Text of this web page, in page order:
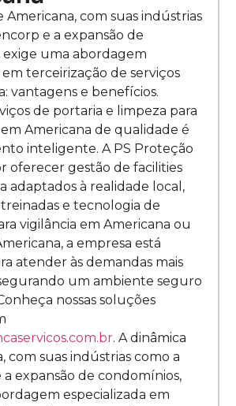
Americana, com suas indústrias
e a expansão de
uma abordagem
terceirização de serviços
vantagens e benefícios.
de portaria e limpeza para
Americana de qualidade é
inteligente. A PS Proteção
oferecer gestão de facilities
adaptados à realidade local,
e tecnologia de
vigilância em Americana ou
a empresa está
atender às demandas mais
um ambiente seguro
nossas soluções
. A dinâmica
com suas indústrias como a
expansão de condomínios,
especializada em